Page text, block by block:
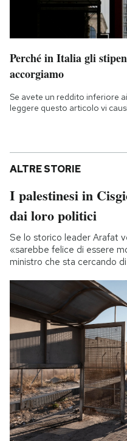
Perché in Italia gli
accorgiamo
Se avete un reddito inferiore
leggere questo articolo vi
ALTRE STORIE
I palestinesi in
dai loro politici
Se lo storico leader Arafat
«sarebbe felice di essere
ministro che sta cercando